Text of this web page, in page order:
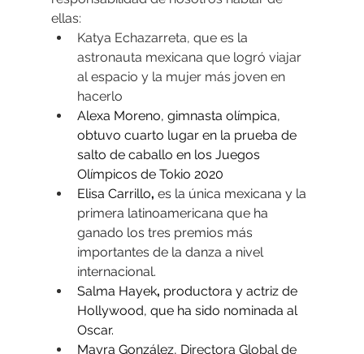
ellas:
Katya Echazarreta, que es la
astronauta mexicana que logró viajar
al espacio y la mujer más joven en
hacerlo
Alexa Moreno, gimnasta olímpica,
obtuvo cuarto lugar en la prueba de
salto de caballo en los Juegos
Olímpicos de Tokio 2020
Elisa Carrillo, es la única mexicana y la
primera latinoamericana que ha
ganado los tres premios más
importantes de la danza a nivel
internacional.
Salma Hayek, productora y actriz de
Hollywood, que ha sido nominada al
Oscar.
Mayra González, Directora Global de